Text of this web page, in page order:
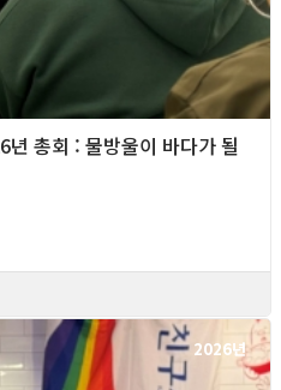
총회 : 물방울이 바다가 될
2026년